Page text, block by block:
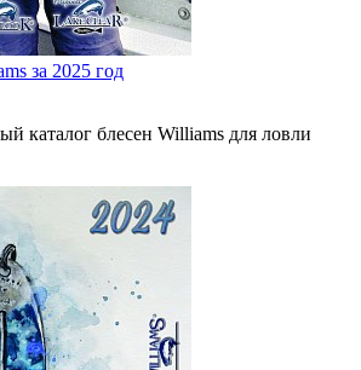
за 2025 год
каталог блесен Williams для ловли